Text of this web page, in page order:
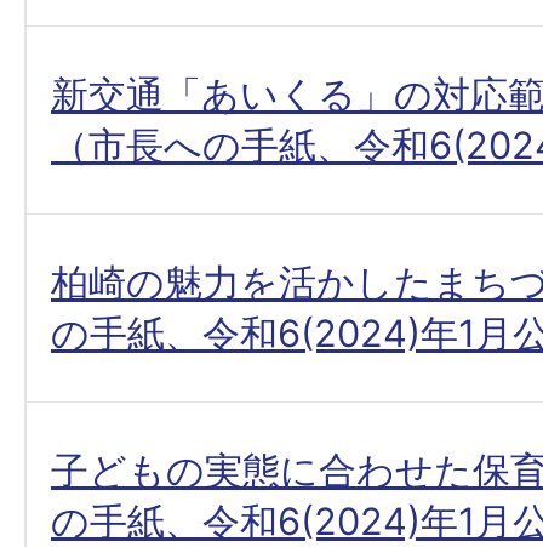
新交通「あいくる」の対応
（市長への手紙、令和
柏崎の魅力を活かしたまち
の手紙、令和6(2024)年1月
子どもの実態に合わせた保
の手紙、令和6(2024)年1月